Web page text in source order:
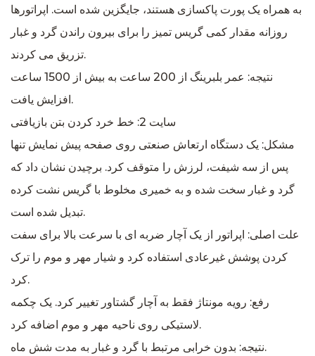
به همراه یک پورت پاکسازی هستند، جایگزین شده است. اپراتورها
روزانه مقدار کمی گریس تمیز را برای بیرون راندن گرد و غبار
تزریق می کردند.
نتیجه: عمر بلبرینگ از 200 ساعت به بیش از 1500 ساعت
افزایش یافت.
سایت 2: خط خرد کردن بتن بازیافتی
مشکل: یک دستگاه ارتعاش صنعتی روی صفحه پیش نمایش تنها
پس از سه شیفت، لرزش را متوقف کرد. برچیدن نشان داد که
گرد و غبار سخت شده و به خمیری مخلوط با گریس نشت کرده
تبدیل شده است.
علت اصلی: اپراتور از یک آچار ضربه ای با سرعت بالا برای سفت
کردن پوشش غیرعادی استفاده کرد و شیار مهر و موم را ترک
کرد.
رفع: رویه مونتاژ فقط به آچار گشتاور تغییر کرد. یک چکمه
لاستیکی روی ناحیه مهر و موم اضافه کرد.
نتیجه: بدون خرابی مرتبط با گرد و غبار به مدت شش ماه.